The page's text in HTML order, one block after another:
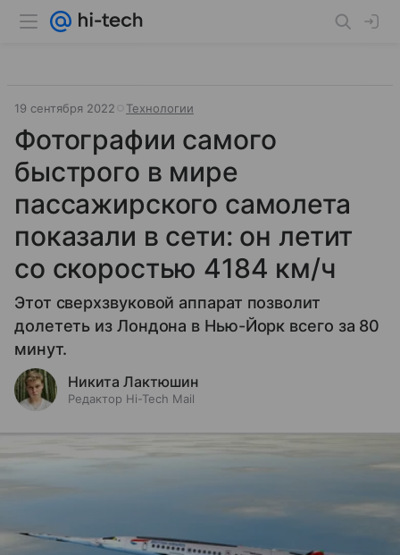
19 сентября 2022 Технологии
Фотографии самого
быстрого в мире
пассажирского самолета
показали в сети: он летит
со скоростью 4184 км/ч
Этот сверхзвуковой аппарат позволит
долететь из Лондона в Нью-Йорк всего за 80
минут.
Никита Лактюшин
Редактор Hi-Tech Mail